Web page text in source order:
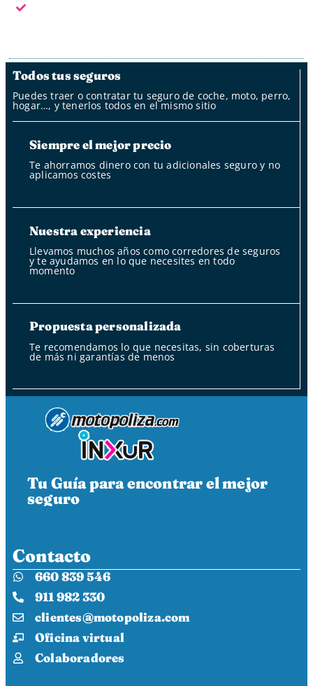
Todos tus seguros
Puedes traer o contratar tu seguro de coche, moto, perro,
hogar…, y tenerlos todos en el mismo sitio
Siempre el mejor precio
Te ahorramos dinero con tu adicionales seguro y no
aplicamos costes
Nuestra experiencia
Llevamos muchos años como corredores de seguros
y te ayudamos en lo que necesites en todo
momento
Propuesta personalizada
Te recomendamos lo que necesitas, sin coberturas
de más ni garantías de menos
Tu Guía para encontrar el mejor
seguro
Contacto
660 839 546
911 982 330
clientes@motopoliza.com
Oficina virtual
Colaboradores